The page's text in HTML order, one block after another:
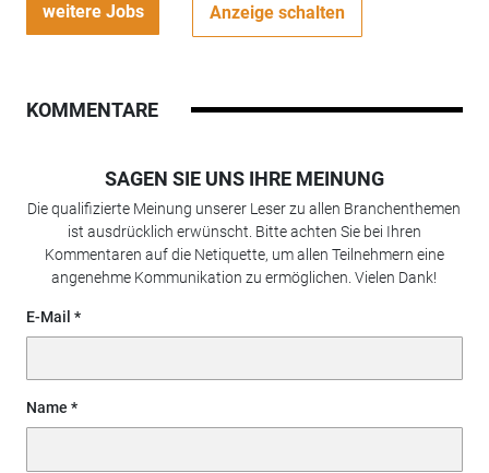
weitere Jobs Anzeige schalten
KOMMENTARE
SAGEN SIE UNS IHRE MEINUNG
Die qualifizierte Meinung unserer Leser zu allen Branchenthemen
ist ausdrücklich erwünscht. Bitte achten Sie bei Ihren
Kommentaren auf die Netiquette, um allen Teilnehmern eine
angenehme Kommunikation zu ermöglichen. Vielen Dank!
E-Mail
Name